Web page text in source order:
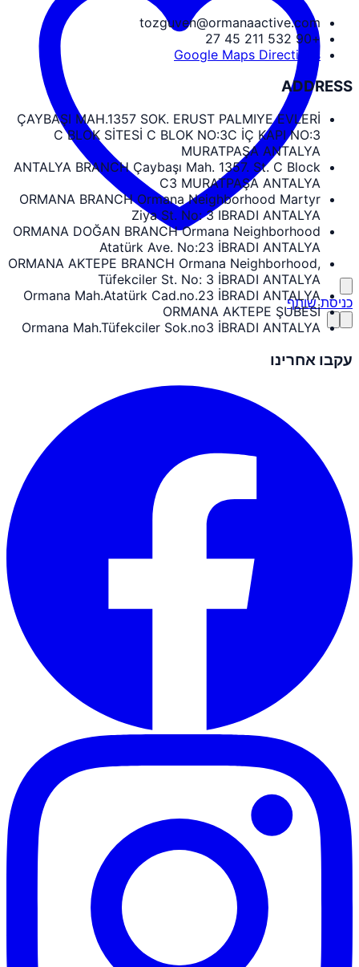
כניסת שותף
tozguven@ormanaactive.com
+90 532 211 45 27
Google Maps Directions
ADDRESS
ÇAYBAŞI MAH.1357 SOK. ERUST PALMIYE EVLERİ
C BLOK SİTESİ C BLOK NO:3C İÇ KAPI NO:3
MURATPAŞA ANTALYA
ANTALYA BRANCH Çaybaşı Mah. 1357. St. C Block
C3 MURATPAŞA ANTALYA
ORMANA BRANCH Ormana Neighborhood Martyr
Ziya St. No: 3 IBRADI ANTALYA
ORMANA DOĞAN BRANCH Ormana Neighborhood
Atatürk Ave. No:23 İBRADI ANTALYA
ORMANA AKTEPE BRANCH Ormana Neighborhood,
Tüfekciler St. No: 3 İBRADI ANTALYA
Ormana Mah.Atatürk Cad.no.23 İBRADI ANTALYA
ORMANA AKTEPE ŞUBESİ
Ormana Mah.Tüfekciler Sok.no3 İBRADI ANTALYA
עקבו אחרינו